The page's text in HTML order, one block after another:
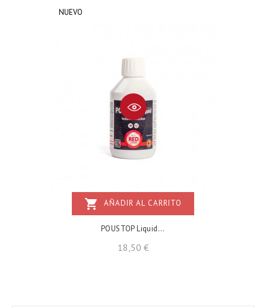
NUEVO
shopping_cart AÑADIR AL CARRITO
POUSTOP Liquid...
18,50 €Precio